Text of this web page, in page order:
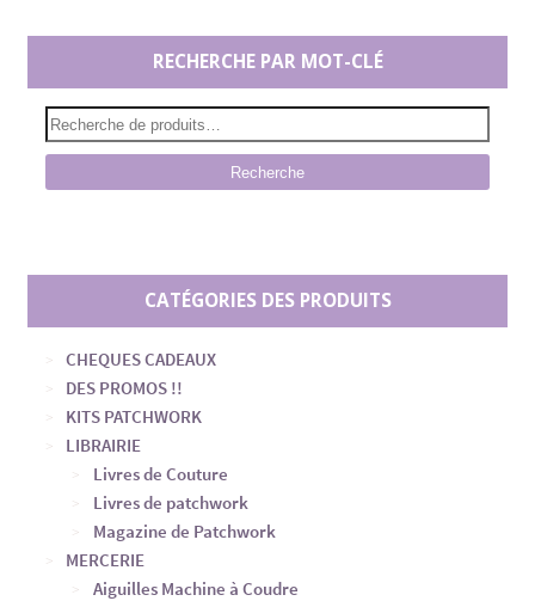
RECHERCHE PAR MOT-CLÉ
Recherche
CATÉGORIES DES PRODUITS
CHEQUES CADEAUX
DES PROMOS !!
KITS PATCHWORK
LIBRAIRIE
Livres de Couture
Livres de patchwork
Magazine de Patchwork
MERCERIE
Aiguilles Machine à Coudre